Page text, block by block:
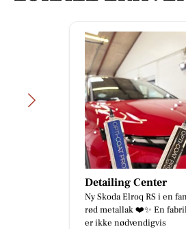
Detailing Center
Ny Skoda Elroq RS i en
rød metallak ❤️✨ En
er ikke nødvendigvis